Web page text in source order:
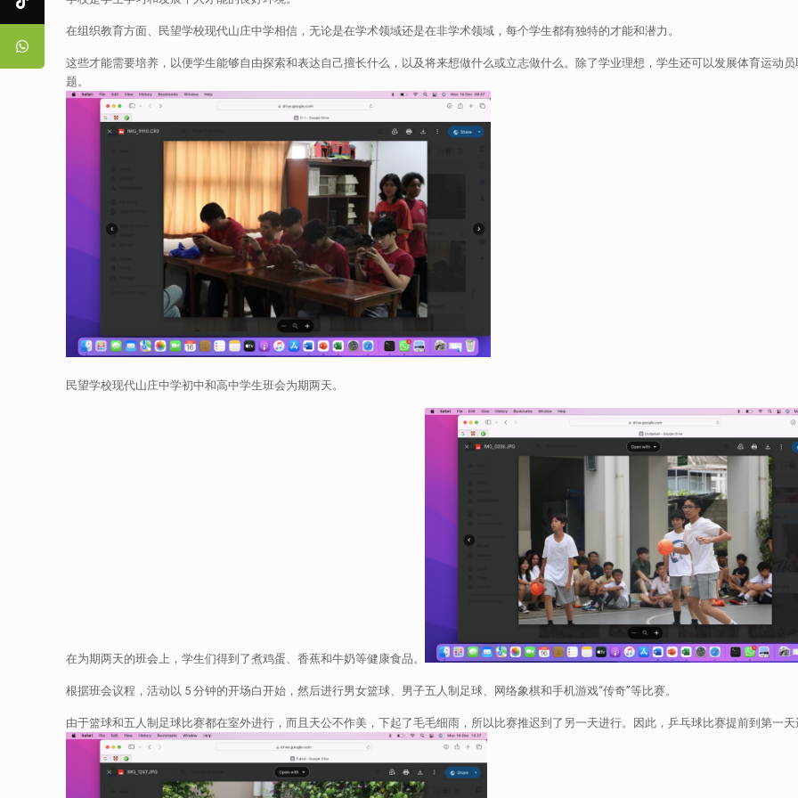
在组织教育方面、民望学校现代山庄中学相信，无论是在学术领域还是在非学术领域，每个学生都有独特的才能和潜力。
这些才能需要培养，以便学生能够自由探索和表达自己擅长什么，以及将来想做什么或立志做什么。除了学业理想，学生还可以发展体育运动
题。
民望学校现代山庄中学初中和高中学生班会为期两天。
在为期两天的班会上，学生们得到了煮鸡蛋、香蕉和牛奶等健康食品。
根据班会议程，活动以 5 分钟的开场白开始，然后进行男女篮球、男子五人制足球、网络象棋和手机游戏“传奇”等比赛。
由于篮球和五人制足球比赛都在室外进行，而且天公不作美，下起了毛毛细雨，所以比赛推迟到了另一天进行。因此，乒乓球比赛提前到第一